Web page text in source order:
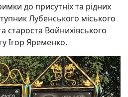
до присутніх та рідних
Лубенського міського
староста Войнихівського
Ігор Яременко.